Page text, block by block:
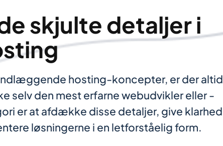
skjulte detaljer i
hosting-koncepter, er der altid
selv den mest erfarne webudvikler eller -
er at afdække disse detaljer, give klarhed
løsningerne i en letforståelig form.